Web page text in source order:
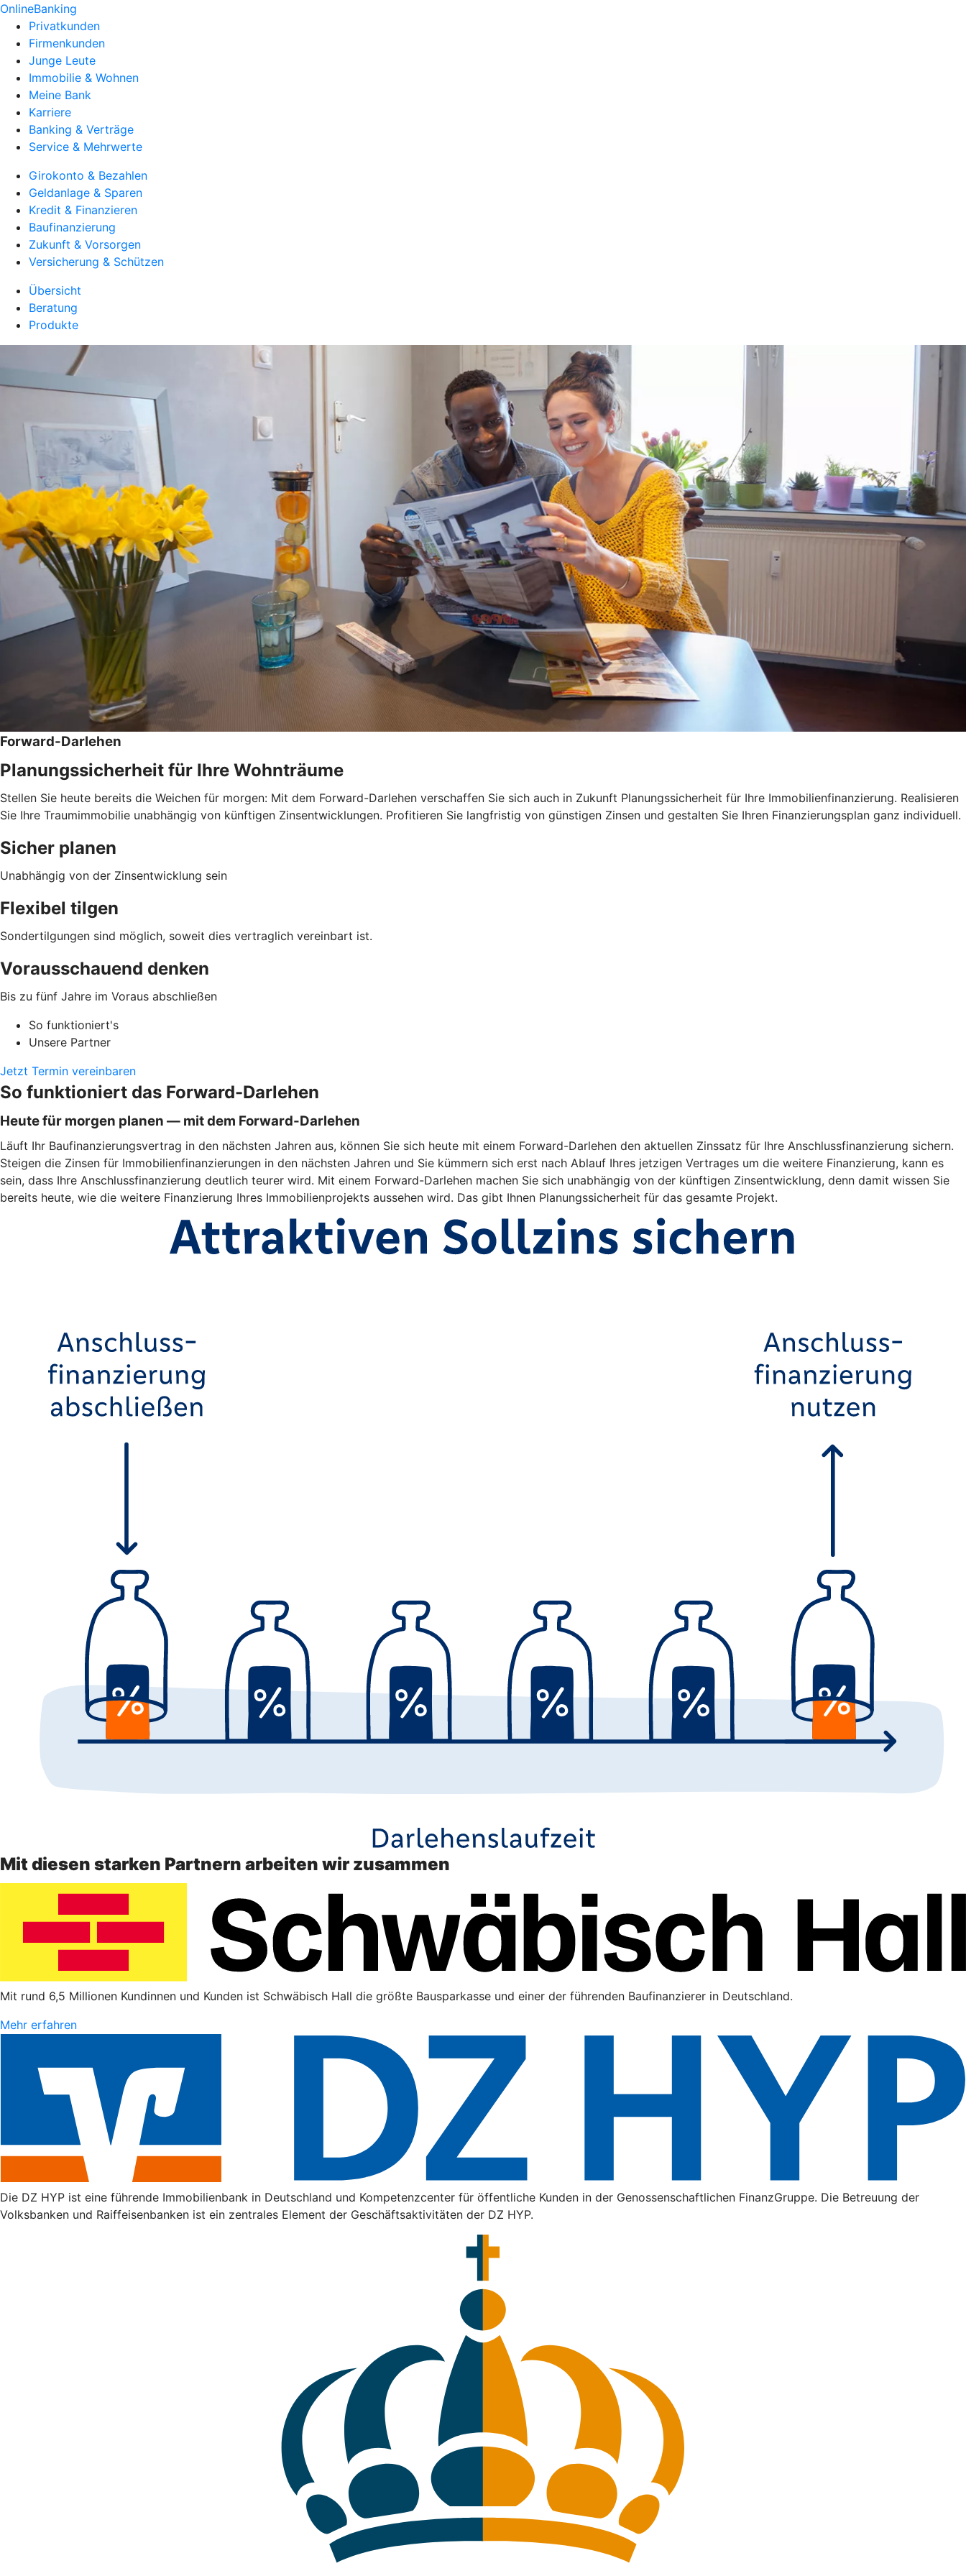
OnlineBanking
Privatkunden
Firmenkunden
Junge Leute
Immobilie & Wohnen
Meine Bank
Karriere
Banking & Verträge
Service & Mehrwerte
Girokonto & Bezahlen
Geldanlage & Sparen
Kredit & Finanzieren
Baufinanzierung
Zukunft & Vorsorgen
Versicherung & Schützen
Übersicht
Beratung
Produkte
Forward-Darlehen
Planungssicherheit für Ihre Wohnträume
Stellen Sie heute bereits die Weichen für morgen: Mit dem Forward-Darlehen verschaffen Sie sich auch in Zukunft Planungssicherheit für Ihre Immobilienfinanzierung. Realisieren
Sie Ihre Traumimmobilie unabhängig von künftigen Zinsentwicklungen. Profitieren Sie langfristig von günstigen Zinsen und gestalten Sie Ihren Finanzierungsplan ganz individuell.
Sicher planen
Unabhängig von der Zinsentwicklung sein
Flexibel tilgen
Sondertilgungen sind möglich, soweit dies vertraglich vereinbart ist.
Vorausschauend denken
Bis zu fünf Jahre im Voraus abschließen
So funktioniert's
Unsere Partner
Jetzt Termin vereinbaren
So funktioniert das Forward-Darlehen
Heute für morgen planen — mit dem Forward-Darlehen
Läuft Ihr Baufinanzierungsvertrag in den nächsten Jahren aus, können Sie sich heute mit einem Forward-Darlehen den aktuellen Zinssatz für Ihre Anschlussfinanzierung sichern.
Steigen die Zinsen für Immobilienfinanzierungen in den nächsten Jahren und Sie kümmern sich erst nach Ablauf Ihres jetzigen Vertrages um die weitere Finanzierung, kann es
sein, dass Ihre Anschlussfinanzierung deutlich teurer wird. Mit einem Forward-Darlehen machen Sie sich unabhängig von der künftigen Zinsentwicklung, denn damit wissen Sie
bereits heute, wie die weitere Finanzierung Ihres Immobilienprojekts aussehen wird. Das gibt Ihnen Planungssicherheit für das gesamte Projekt.
Mit diesen starken Partnern arbeiten wir zusammen
Mit rund 6,5 Millionen Kundinnen und Kunden ist Schwäbisch Hall die größte Bausparkasse und einer der führenden Baufinanzierer in Deutschland.
Mehr erfahren
Die DZ HYP ist eine führende Immobilienbank in Deutschland und Kompetenzcenter für öffentliche Kunden in der Genossenschaftlichen FinanzGruppe. Die Betreuung der
Volksbanken und Raiffeisenbanken ist ein zentrales Element der Geschäftsaktivitäten der DZ HYP.